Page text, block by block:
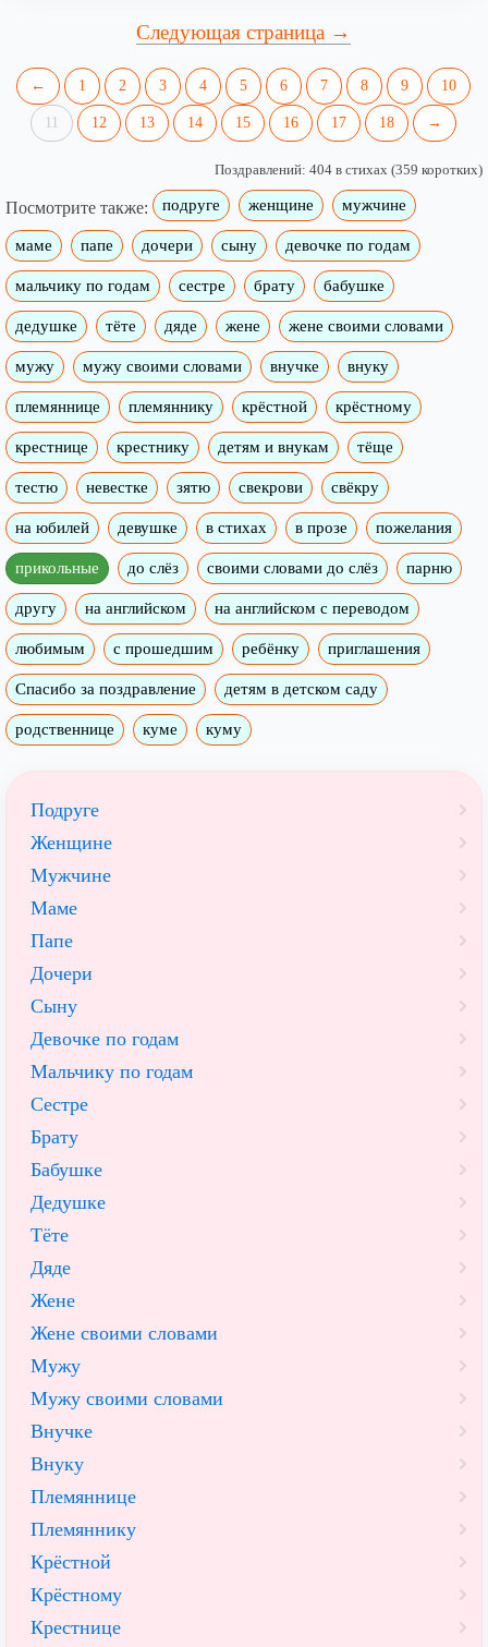
Следующая страница →
← 1 2 3 4 5 6 7 8 9 10
11 12 13 14 15 16 17 18 →
Поздравлений: 404 в стихах (359 коротких)
Посмотрите также: подруге женщине мужчине
маме папе дочери сыну девочке по годам
мальчику по годам сестре брату бабушке
дедушке тёте дяде жене жене своими словами
мужу мужу своими словами внучке внуку
племяннице племяннику крёстной крёстному
крестнице крестнику детям и внукам тёще
тестю невестке зятю свекрови свёкру
на юбилей девушке в стихах в прозе пожелания
прикольные до слёз своими словами до слёз парню
другу на английском на английском с переводом
любимым с прошедшим ребёнку приглашения
Спасибо за поздравление детям в детском саду
родственнице куме куму
Подруге
Женщине
Мужчине
Маме
Папе
Дочери
Сыну
Девочке по годам
Мальчику по годам
Сестре
Брату
Бабушке
Дедушке
Тёте
Дяде
Жене
Жене своими словами
Мужу
Мужу своими словами
Внучке
Внуку
Племяннице
Племяннику
Крёстной
Крёстному
Крестнице